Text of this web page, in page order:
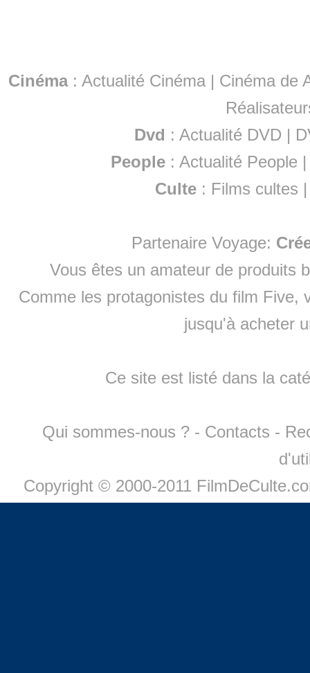
Cinéma: Actualité Cinéma | Cinéma de
Dvd : Actualité DVD |
People :Actualité People
Culte : Films cultes
Partenaire Voyage:
Vous êtes un amateur de produits
Comme les protagonistes du film Five,
jusqu'à acheter
Ce site est listé dans la
Qui sommes-nous ? - Contacts -
Copyright © 2000-2011